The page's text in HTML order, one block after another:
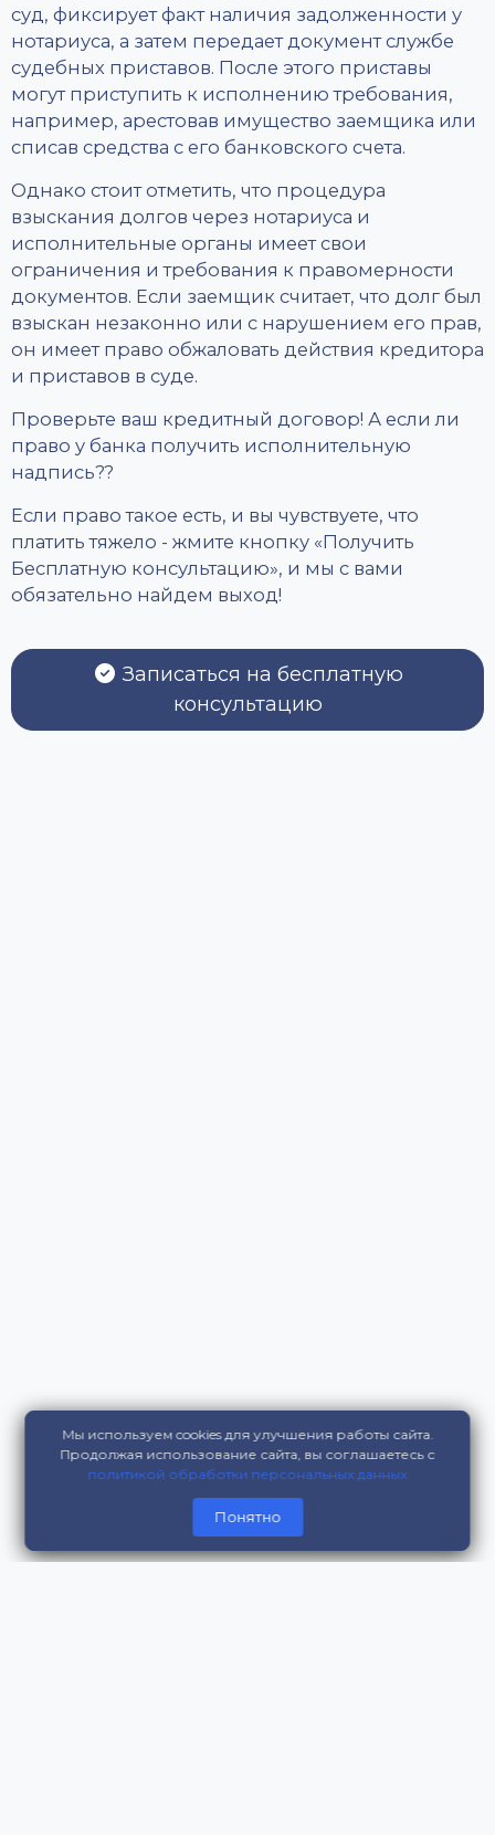
суд, фиксирует факт наличия задолженности у
нотариуса, а затем передает документ службе
судебных приставов. После этого приставы
могут приступить к исполнению требования,
например, арестовав имущество заемщика или
списав средства с его банковского счета.
Однако стоит отметить, что процедура
взыскания долгов через нотариуса и
исполнительные органы имеет свои
ограничения и требования к правомерности
документов. Если заемщик считает, что долг был
взыскан незаконно или с нарушением его прав,
он имеет право обжаловать действия кредитора
и приставов в суде.
Проверьте ваш кредитный договор! А если ли
право у банка получить исполнительную
надпись??
Если право такое есть, и вы чувствуете, что
платить тяжело - жмите кнопку «Получить
Бесплатную консультацию», и мы с вами
обязательно найдем выход!
Записаться на бесплатную
консультацию
Мы используем cookies для улучшения работы сайта.
Продолжая использование сайта, вы соглашаетесь с
политикой обработки персональных данных
Понятно